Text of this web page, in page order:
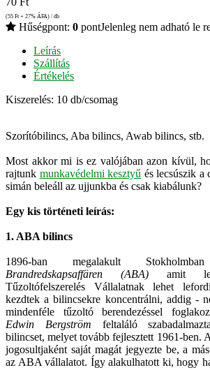
(55 Ft + 27% ÁFA) / db
Hűségpont: 0 pontJelenleg nem adható le
Leírás
Szállítás
Értékelés
Kiszerelés: 10 db/csomag
Szorítóbilincs, Aba bilincs, Awab bilincs, stb.
Most akkor mi is ez valójában azon kívül,
rajtunk munkavédelmi kesztyű és lecsúszik a
simán beleáll az ujjunkba és csak kiabálunk?
Egy kis történeti leírás:
1. ABA bilincs
1896-ban megalakult
Brandredskapsaffären (ABA) amit
Tűzoltófelszerelés Vállalatnak lehet
kezdtek a bilincsekre koncentrálni, addig -
mindenféle tűzoltó berendezéssel
Edwin Bergström feltaláló
bilincset, melyet tovább fejlesztett 1961-ben.
jogosultjaként saját magát jegyezte be, a
az ABA vállalatot. Így alakulhatott ki, hogy